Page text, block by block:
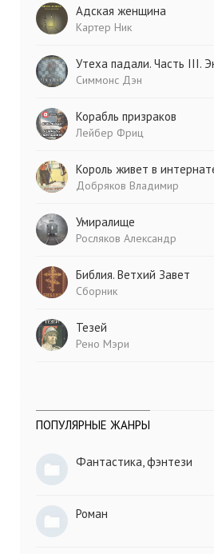
Адская женщина
Картер Ник
Утеха падали. Часть III.
Симмонс Дэн
Корабль призраков
Лейбер Фриц
Король живет в
Добряков Владимир
Умиралище
Росляков Александр
Библия. Ветхий Завет
Сборник
Тезей
Рено Мэри
ПОПУЛЯРНЫЕ ЖАНРЫ
Фантастика, фэнтези
Роман